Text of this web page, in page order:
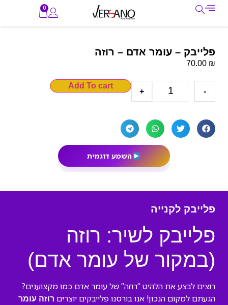
0
פלייבק – עומר אדם – רוזה
70.00 ₪
-
+
Add To cart
השמע דוגמית
פלייבק לקנייה
פלייבק לשיר: רוזה
(במקור של עומר אדם)
רוצים לבצע את הלהיט “רוזה” של עומר אדם כמו מקצוענים?
הגעתם למקום הנכון! אנו בורסנו פלייבקים יוצרים רוזה עומר